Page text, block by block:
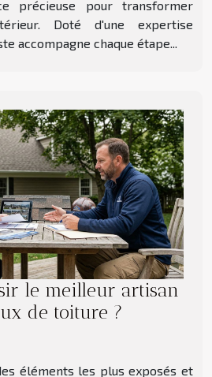
précieuse pour transformer
Doté d'une expertise
accompagne chaque étape...
le meilleur artisan
de toiture ?
éléments les plus exposés et